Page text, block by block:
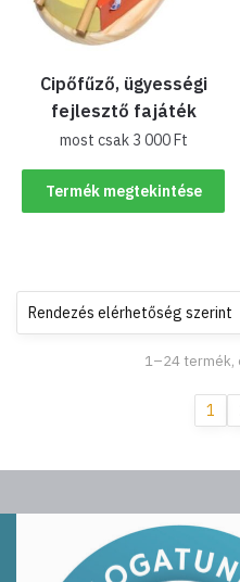
Cipőfűző, ügyességi
fejlesztő fajáték
most csak 3 000Ft
Termék megtekintése
1–24 termék,
1